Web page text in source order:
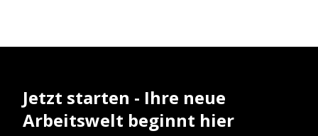
Jetzt starten - Ihre neue
Arbeitswelt beginnt hier